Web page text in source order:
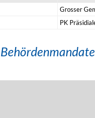
Grosser
PK